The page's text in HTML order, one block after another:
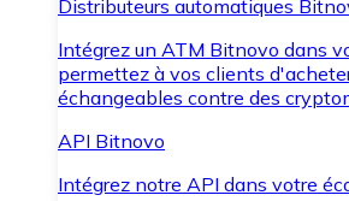
Distributeurs automatiques
Intégrez un ATM Bitnovo dans
permettez à vos clients
échangeables contre des
API Bitnovo
Intégrez notre API dans votre